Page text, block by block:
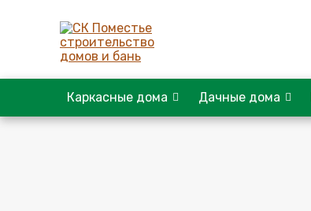
Каркасные дома Дачные дома